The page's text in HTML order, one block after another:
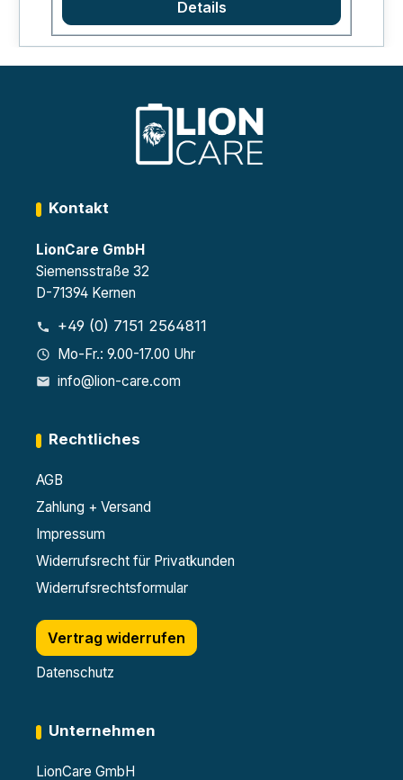
Details
Kontakt
LionCare GmbH
Siemensstraße 32
D-71394 Kernen
+49 (0) 7151 2564811
Mo-Fr.: 9.00-17.00 Uhr
info@lion-care.com
Rechtliches
AGB
Zahlung + Versand
Impressum
Widerrufsrecht für Privatkunden
Widerrufsrechtsformular
Vertrag widerrufen
Datenschutz
Unternehmen
LionCare GmbH